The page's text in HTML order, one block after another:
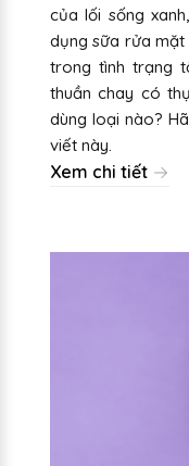
của lối sống
dụng sữa rửa
trong tình trạng
thuần chay có
dùng loại nào?
viết này.
Xem chi tiết